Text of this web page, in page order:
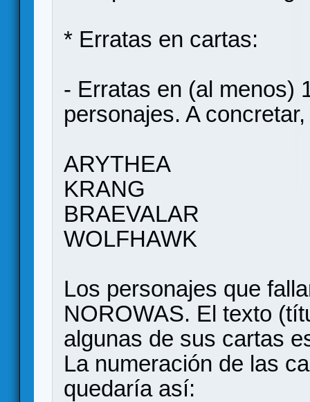
* Erratas en cartas:
- Erratas en (al menos)
personajes. A
ARYTHEA
KRANG
BRAEVALAR
WOLFHAWK
Los personajes que
NOROWAS. El texto
algunas de sus cartas
La numeración de las
quedaría así: